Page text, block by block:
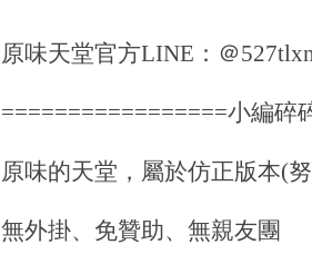
原味天堂官方LINE：＠
=================小編碎
原味的天堂，屬於仿正版本(
無外掛、免贊助、無親友團